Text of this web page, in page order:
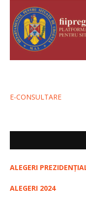
E-CONSULTARE
ALEGERI
ALEGERI 2024